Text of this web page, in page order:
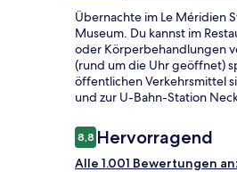
Übernachte im Le Méridien
Museum. Du kannst im
oder Körperbehandlungen
(rund um die Uhr geöffnet)
öffentlichen Verkehrsmittel
und zur U-Bahn-Station
Bewertungen
8,88,8 von 10.
Hervorragend
Alle 1.001 Bewertungen